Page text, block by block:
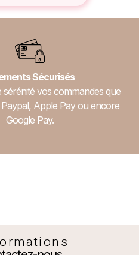
Sécurisés
sérénité vos commandes que
Apple Pay ou encore
Google Pay.